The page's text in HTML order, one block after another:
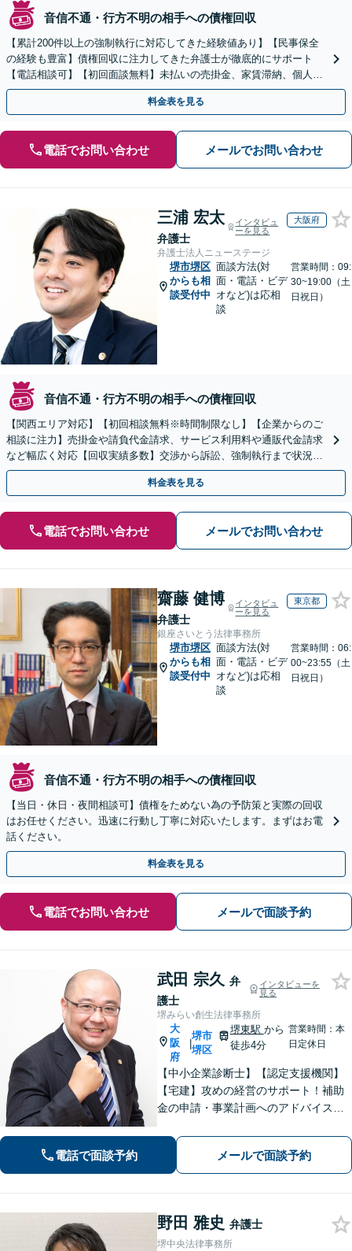
音信不通・行方不明の相手への債権回収
【累計200件以上の強制執行に対応してきた経験値あり】【民事保全
の経験も豊富】債権回収に注力してきた弁護士が徹底的にサポート
【電話相談可】【初回面談無料】未払いの売掛金、家賃滞納、個人間
のお金の貸し借りなど【関西エリア対応】
料金表を見る
電話でお問い合わせ メールでお問い合わせ
三浦 宏太
弁護士
インタビュ
ーを見る
大阪府
弁護士法人ニューステージ
堺市堺区
からも相
談受付中
面談方法(対
面・電話・ビデ
オなど)は応相
談
営業時間：09:
30~19:00（土
日祝日）
音信不通・行方不明の相手への債権回収
【関西エリア対応】【初回相談無料※時間制限なし】【企業からのご
相談に注力】売掛金や請負代金請求、サービス利用料や通販代金請求
など幅広く対応【回収実績多数】交渉から訴訟、強制執行まで状況に
応じて的確に対応します
料金表を見る
電話でお問い合わせ メールでお問い合わせ
齋藤 健博
弁護士
インタビュ
ーを見る
東京都
銀座さいとう法律事務所
堺市堺区
からも相
談受付中
面談方法(対
面・電話・ビデ
オなど)は応相
談
営業時間：06:
00~23:55（土
日祝日）
音信不通・行方不明の相手への債権回収
【当日・休日・夜間相談可】債権をためない為の予防策と実際の回収
はお任せください。迅速に行動し丁寧に対応いたします。まずはお電
話ください。
料金表を見る
電話でお問い合わせ メールで面談予約
武田 宗久 弁
護士
インタビューを
見る
堺みらい創生法律事務所
大
阪
府
|
堺市
堺区
堺東駅 から
徒歩4分
営業時間：本
日定休日
【中小企業診断士】【認定支援機関】
【宅建】攻めの経営のサポート！補助
金の申請・事業計画へのアドバイス／
せ！財産分与・事業継承／交通事故／
債務整理／労働問題も【夜間・休日面
談】【完全個室】【堺東駅4分】
電話で面談予約 メールで面談予約
野田 雅史 弁護士
堺中央法律事務所